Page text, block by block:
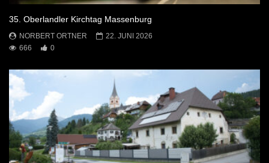
35. Oberlandler Kirchtag Massenburg
NORBERT ORTNER
22. JUNI 2026
666
0